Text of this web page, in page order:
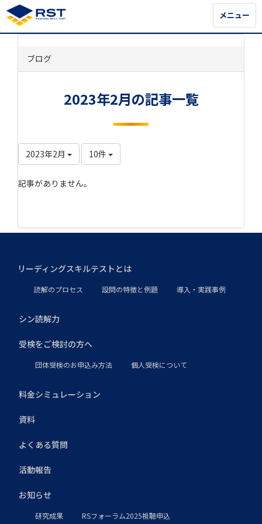
メニュー
メニュー
ブログ
2023年2月の記事一覧
2023年2月 10件
記事がありません。
リーディングスキルテストとは
読解のプロセス 設問の特徴と例題 導入・実践事例
シン読解力
受検をご検討の方へ
団体受検のお申込み方法 個人受検について
料金シミュレーション
資料
よくある質問
活動報告
お知らせ
研究成果 RSフォーラム2025視聴申込